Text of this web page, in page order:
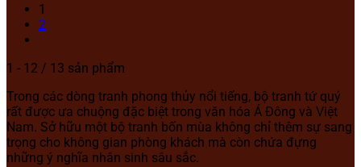
1
2
1 - 12 / 13 sản phẩm
Trong các dòng tranh phong thủy nổi tiếng, bộ tranh tứ quý
rất được ưa chuộng đặc biệt trong văn hóa Á Đông và Việt
Nam. Sở hữu một bộ tranh bốn mùa không chỉ thêm sự sang
trọng cho không gian phòng khách mà còn chứa đựng
những ý nghĩa nhân sinh sâu sắc.